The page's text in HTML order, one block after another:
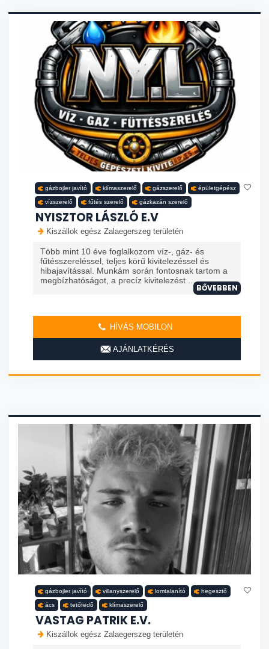
gázbojler javító klímaszerelő gázszerelő épületgépész
vízszerelő fűtés szerelő gázkazán szerelő
NYISZTOR LÁSZLÓ E.V
Kiszállok egész Zalaegerszeg területén
Több mint 10 éve foglalkozom víz-, gáz- és
fűtésszereléssel, teljes körű kivitelezéssel és
hibajavítással. Munkám során fontosnak tartom a
megbízhatóságot, a precíz kivitelezést ...
BŐVEBBEN
HÍVÁS MOBILON
AJÁNLATKÉRÉS
gázbojler javító villanyszerelő lomtalanító hegesztő
ács tetőfedő klímaszerelő
VASTAG PATRIK E.V.
Kiszállok egész Zalaegerszeg területén